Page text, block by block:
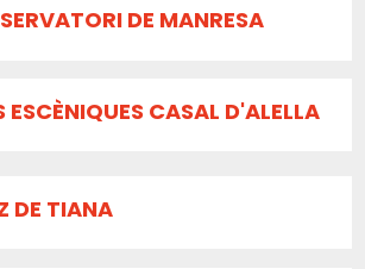
DE MANRESA
ESCÈNIQUES CASAL D'ALELLA
DE TIANA